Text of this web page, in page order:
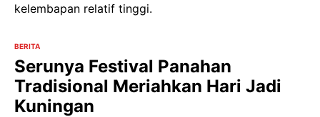
kelembapan relatif tinggi.
BERITA
Serunya Festival Panahan
Tradisional Meriahkan Hari Jadi
Kuningan